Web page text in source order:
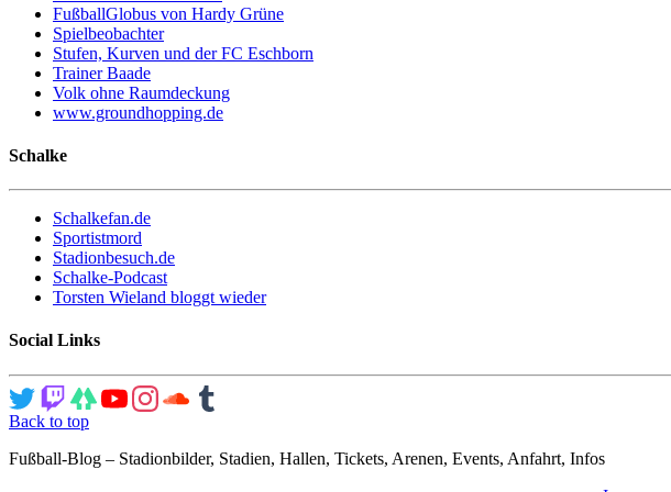
FußballGlobus von Hardy Grüne
Spielbeobachter
Stufen, Kurven und der FC Eschborn
Trainer Baade
Volk ohne Raumdeckung
www.groundhopping.de
Schalke
Schalkefan.de
Sportistmord
Stadionbesuch.de
Schalke-Podcast
Torsten Wieland bloggt wieder
Social Links
Back to top
Fußball-Blog – Stadionbilder, Stadien, Hallen, Tickets, Arenen, Events, Anfahrt, Infos